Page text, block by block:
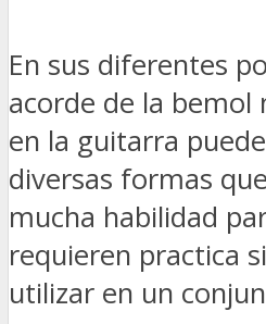
En sus diferentes
acorde de la bemol
en la guitarra
diversas formas
mucha habilidad
requieren practica
utilizar en un